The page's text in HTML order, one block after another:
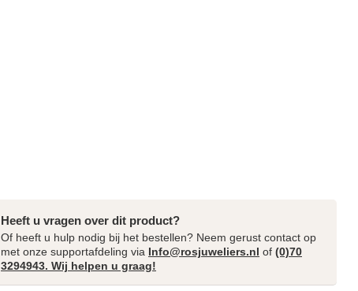
Heeft u vragen over dit product?
Of heeft u hulp nodig bij het bestellen? Neem gerust contact op
met onze supportafdeling via Info@rosjuweliers.nl of (0)70
3294943. Wij helpen u graag!